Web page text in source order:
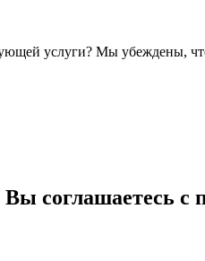
услуги? Мы убеждены,
соглашаетесь с